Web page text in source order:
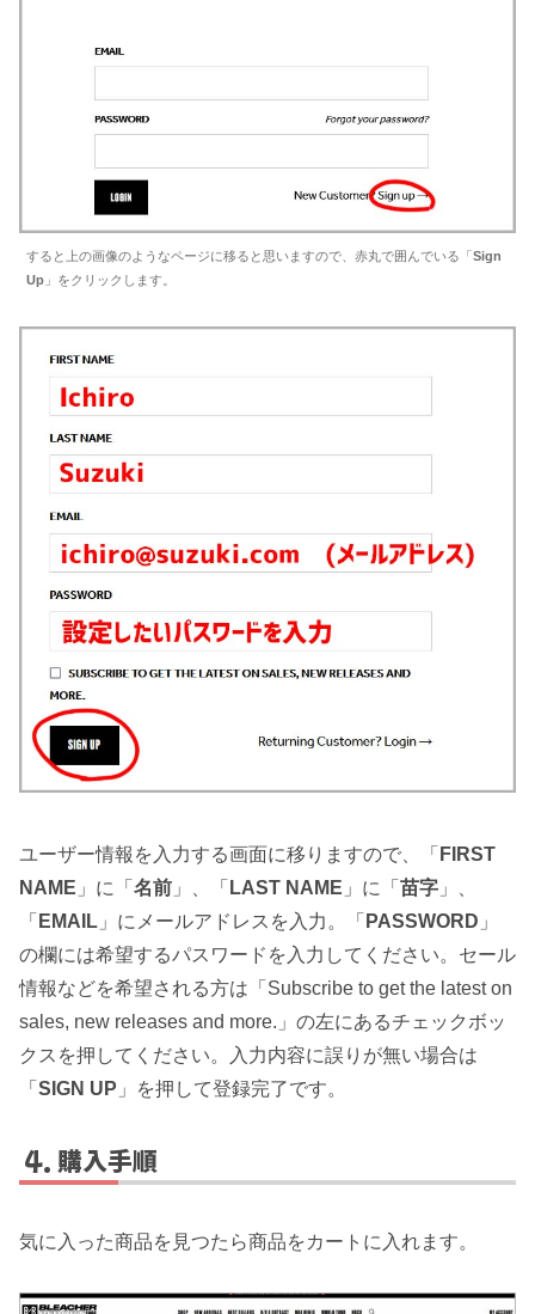
すると上の画像のようなページに移ると思いますので、赤丸で囲んでいる「 Sign
Up 」をクリックします。
ユーザー情報を入力する画面に移りますので、「 FIRST
NAME 」に「 名前 」、「 LAST NAME 」に「 苗字 」、
「 EMAIL 」にメールアドレスを入力。「 PASSWORD 」
の欄には希望するパスワードを入力してください。セール
情報などを希望される方は「Subscribe to get the latest on
sales, new releases and more.」の左にあるチェックボッ
クスを押してください。入力内容に誤りが無い場合は
「 SIGN UP 」を押して登録完了です。
購入手順
気に入った商品を見つたら商品をカートに入れます。